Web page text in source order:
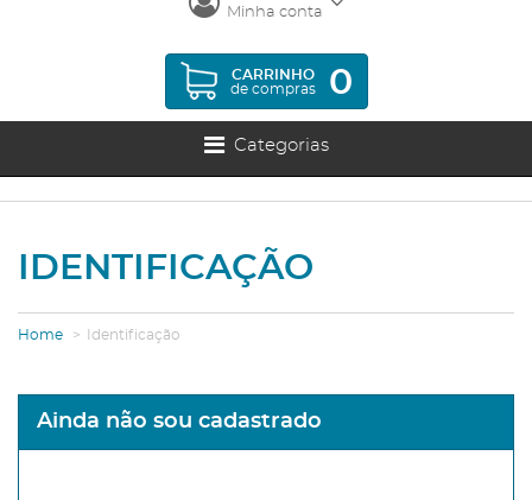
Minha conta
CARRINHO
de compras
0
Categorias
IDENTIFICAÇÃO
Home Identificação
Ainda não sou cadastrado